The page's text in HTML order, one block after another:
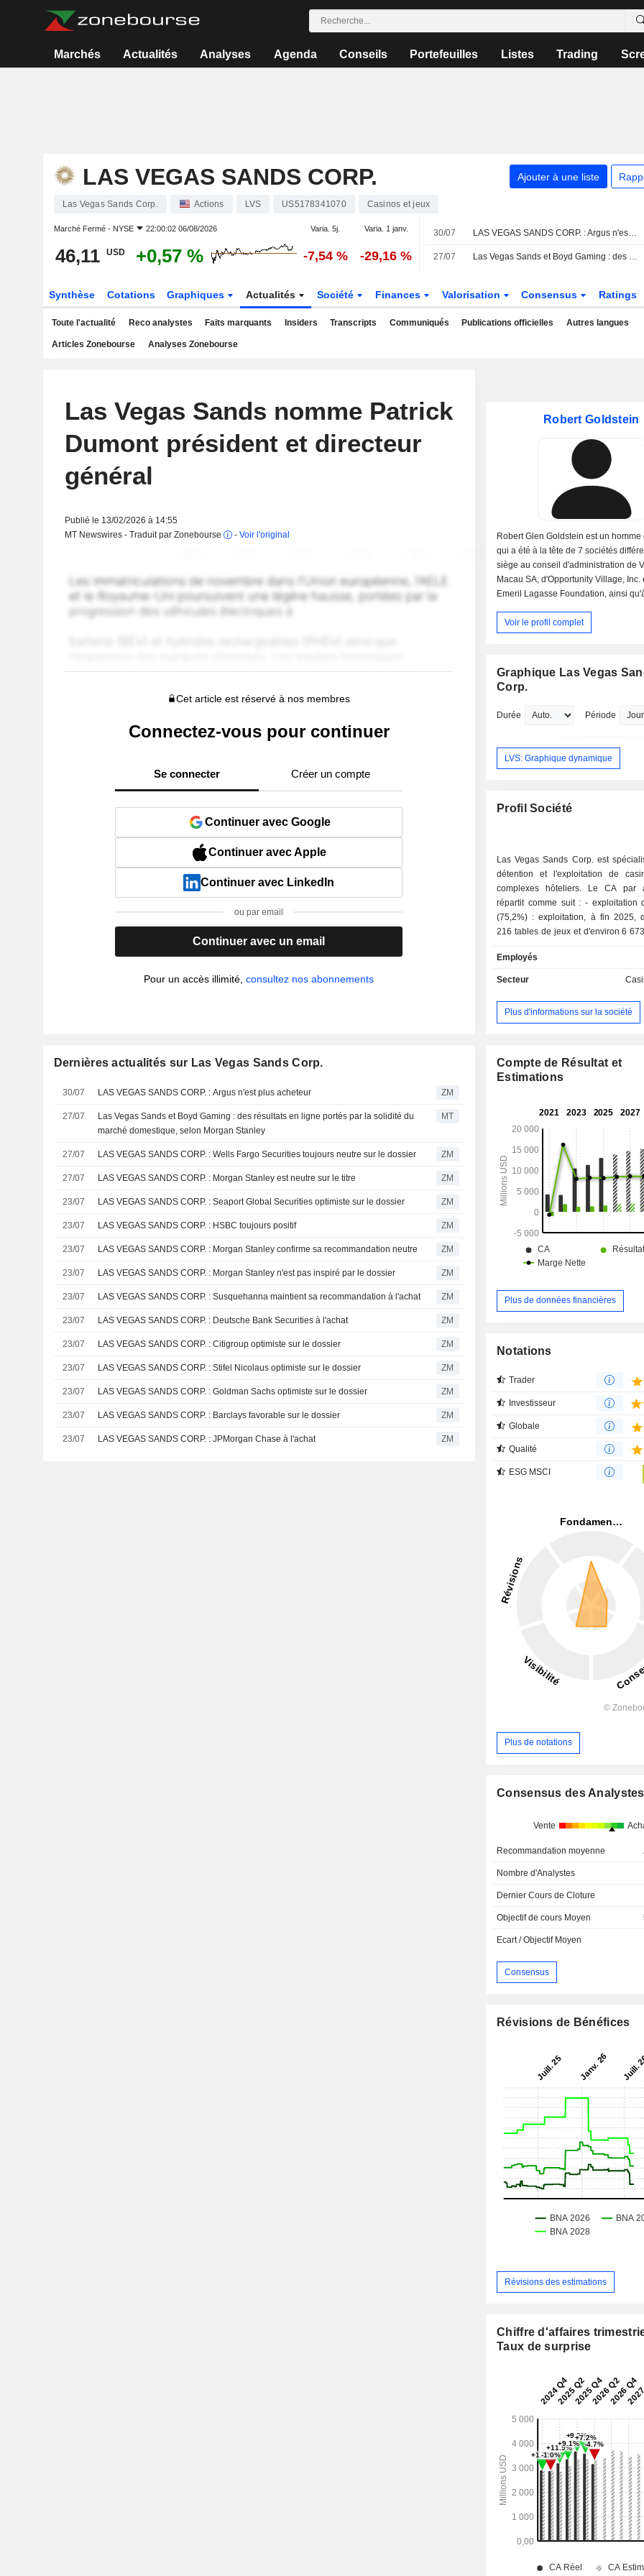
Marchés Actualités Analyses Agenda Conseils Portefeuilles Listes Trading
LAS VEGAS SANDS CORP. Ajouter à une liste
Las Vegas Sands Corp. Actions LVS US5178341070 Casinos et jeux
Marché Fermé - NYSE 22:00:02 06/08/2026 Varia. 5j. Varia. 1 janv.
46,11 USD +0,57 % -7,54 % -29,16 %
30/07 LAS VEGAS SANDS CORP. : Argus n'est plus acheteur
27/07 Las Vegas Sands et Boyd Gaming : des résultats en ligne portés par la solidité du marché domestique, selon Morgan Stanley
Synthèse Cotations Graphiques Actualités Société Finances Valorisation Consensus Ratings
Toute l'actualité Reco analystes Faits marquants Insiders Transcripts Communiqués Publications officielles Autres langues
Articles Zonebourse Analyses Zonebourse
Las Vegas Sands nomme Patrick
Dumont président et directeur
général
Publié le 13/02/2026 à 14:55
MT Newswires - Traduit par Zonebourse
- Voir l'original
Cet article est réservé à nos membres
Connectez-vous pour continuer
Se connecter Créer un compte
Continuer avec Google
Continuer avec Apple
Continuer avec LinkedIn
ou par email
Continuer avec un email
Pour un accès illimité,consultez nos abonnements
Dernières actualités sur Las Vegas Sands Corp.
30/07 LAS VEGAS SANDS CORP. : Argus n'est plus acheteur ZM
27/07
Las Vegas Sands et Boyd Gaming : des résultats en ligne portés par la solidité du
marché domestique, selon Morgan Stanley
MT
27/07 LAS VEGAS SANDS CORP. : Wells Fargo Securities toujours neutre sur le dossier ZM
27/07 LAS VEGAS SANDS CORP. : Morgan Stanley est neutre sur le titre ZM
23/07 LAS VEGAS SANDS CORP. : Seaport Global Securities optimiste sur le dossier ZM
23/07 LAS VEGAS SANDS CORP. : HSBC toujours positif ZM
23/07 LAS VEGAS SANDS CORP. : Morgan Stanley confirme sa recommandation neutre ZM
23/07 LAS VEGAS SANDS CORP. : Morgan Stanley n'est pas inspiré par le dossier ZM
23/07 LAS VEGAS SANDS CORP. : Susquehanna maintient sa recommandation à l'achat ZM
23/07 LAS VEGAS SANDS CORP. : Deutsche Bank Securities à l'achat ZM
23/07 LAS VEGAS SANDS CORP. : Citigroup optimiste sur le dossier ZM
23/07 LAS VEGAS SANDS CORP. : Stifel Nicolaus optimiste sur le dossier ZM
23/07 LAS VEGAS SANDS CORP. : Goldman Sachs optimiste sur le dossier ZM
23/07 LAS VEGAS SANDS CORP. : Barclays favorable sur le dossier ZM
23/07 LAS VEGAS SANDS CORP. : JPMorgan Chase à l'achat ZM
Robert Goldstein
Robert Glen Goldstein est un homme
qui a été à la tête de 7 sociétés
siège au conseil d'administration de
Macau SA, d'Opportunity Village, Inc.
Emeril Lagasse Foundation, ainsi
également président, président et
Sands Corp. et membre de la
State Bar Association. Par le passé,
Goldstein a occupé les postes de
de directeur de l'exploitation au
vice-président exécutif du marketing
d'un diplôme d'études supérieures de
Voir le profil complet
Graphique Las Vegas
Corp.
Durée Période
LVS: Graphique dynamique
Profil Société
Las Vegas Sands Corp. est
détention et l'exploitation de
complexes hôteliers. Le CA par
répartit comme suit : - exploitation de casinos
(75,2%) : exploitation, à fin 2025,
216 tables de jeux et d'environ 6
détention de 6 hôtels implantés à
The Venetian Macao Resort
Plaza Macao and Four Seasons
Sands Macao) et à Singapour
autres (2,8%) : notamment
de conférences, de magasins, etc. La répartition
Employés
Secteur
Plus d'informations sur la société
Compte de Résultat et
Estimations
Plus de données financières
Notations
Trader
Investisseur
Globale
Qualité
ESG MSCI
Plus de notations
Consensus des Analystes
Vente
Recommandation moyenne
Nombre d'Analystes
Dernier Cours de Cloture
Objectif de cours Moyen
Ecart / Objectif Moyen
Consensus
Révisions de Bénéfices
Révisions des estimations
Chiffre d'affaires
Taux de surprise